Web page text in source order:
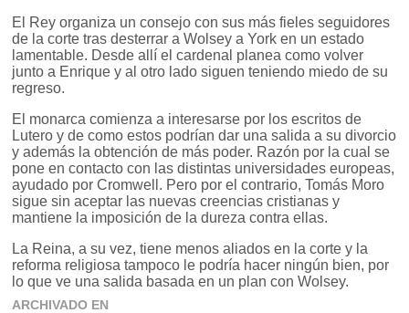
El Rey organiza un consejo con sus más fieles seguidores
de la corte tras desterrar a Wolsey a York en un estado
lamentable. Desde allí el cardenal planea como volver
junto a Enrique y al otro lado siguen teniendo miedo de su
regreso.
El monarca comienza a interesarse por los escritos de
Lutero y de como estos podrían dar una salida a su divorcio
y además la obtención de más poder. Razón por la cual se
pone en contacto con las distintas universidades europeas,
ayudado por Cromwell. Pero por el contrario, Tomás Moro
sigue sin aceptar las nuevas creencias cristianas y
mantiene la imposición de la dureza contra ellas.
La Reina, a su vez, tiene menos aliados en la corte y la
reforma religiosa tampoco le podría hacer ningún bien, por
lo que ve una salida basada en un plan con Wolsey.
ARCHIVADO EN